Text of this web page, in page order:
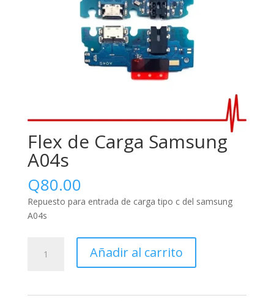
Flex de Carga Samsung
A04s
Q80.00
Repuesto para entrada de carga tipo c del samsung
A04s
Añadir al carrito